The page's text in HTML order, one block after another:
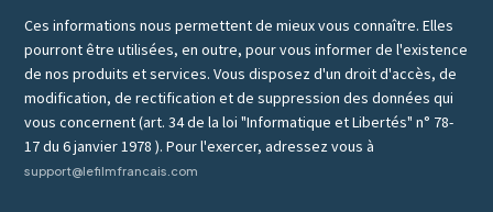
Ces informations nous permettent de mieux vous connaître. Elles
pourront être utilisées, en outre, pour vous informer de l'existence
de nos produits et services. Vous disposez d'un droit d'accès, de
modification, de rectification et de suppression des données qui
vous concernent (art. 34 de la loi "Informatique et Libertés" n° 78-
17 du 6 janvier 1978 ). Pour l'exercer, adressez vous à
support@lefilmfrancais.com